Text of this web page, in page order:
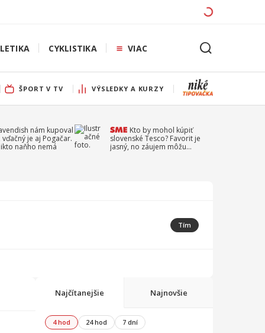
CYKLISTIKA VIAC
ŠPORT V TV VÝSLEDKY A KURZY
nám kupoval
je aj Pogačar.
naňho nemá
Kto by mohol kúpiť
slovenské Tesco? Favorit je
jasný, no záujem môžu
Tím
Najčítanejšie Najnovšie
4 hod 24 hod 7 dní